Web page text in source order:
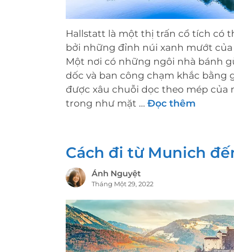
Hallstatt là một thị trấn cổ tích có
bởi những đỉnh núi xanh mướt
Một nơi có những ngôi nhà bánh
dốc và ban công chạm khắc bằng
được xâu chuỗi dọc theo mép của
trong như mặt … Đọc thêm
Cách đi từ Munich
Ánh Nguyệt
Tháng Một 29, 2022